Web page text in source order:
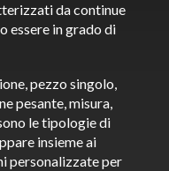
da continue
essere in grado di
pezzo singolo,
pesante, misura,
le tipologie di
insieme ai
personalizzate per